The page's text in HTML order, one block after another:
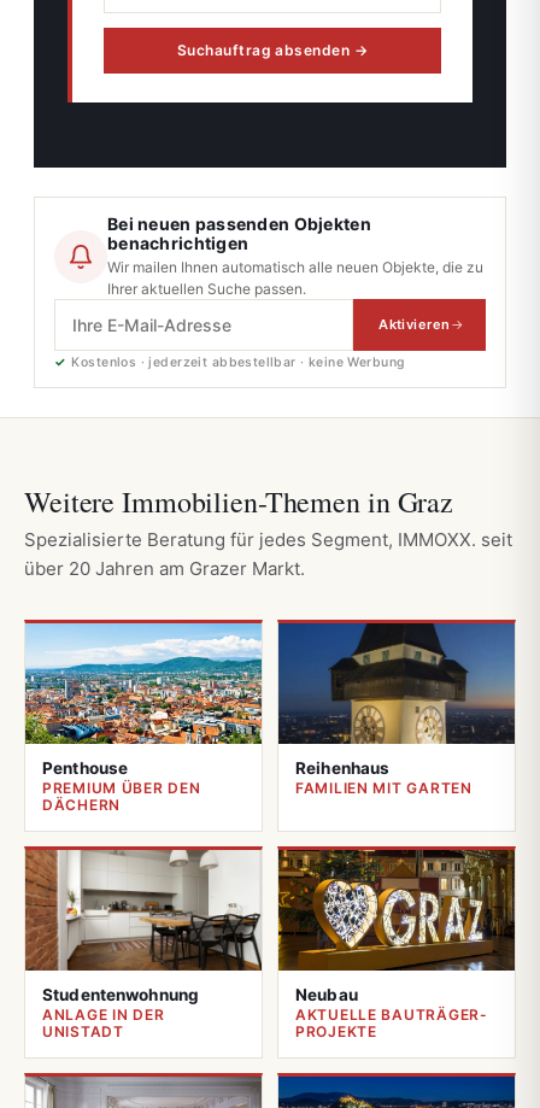
Suchauftrag absenden →
Bei neuen passenden Objekten
benachrichtigen
Wir mailen Ihnen automatisch alle neuen Objekte, die zu
Ihrer aktuellen Suche passen.
Aktivieren
✓ Kostenlos · jederzeit abbestellbar · keine Werbung
Weitere Immobilien-Themen in Graz
Spezialisierte Beratung für jedes Segment, IMMOXX. seit
über 20 Jahren am Grazer Markt.
Penthouse
PREMIUM ÜBER DEN
DÄCHERN
Reihenhaus
FAMILIEN MIT GARTEN
Studentenwohnung
ANLAGE IN DER
UNISTADT
Neubau
AKTUELLE BAUTRÄGER-
PROJEKTE